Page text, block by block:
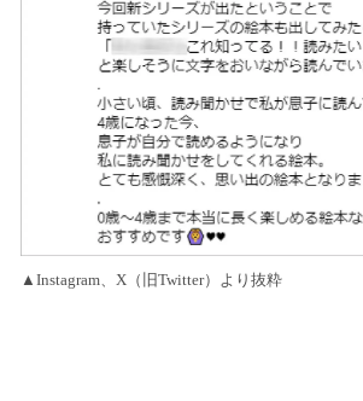
▲Instagram、X（旧Twitter）より抜粋